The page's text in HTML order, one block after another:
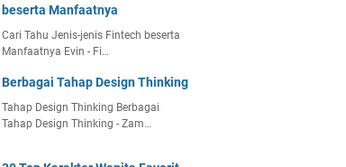
beserta Manfaatnya
Cari Tahu Jenis-jenis Fintech beserta
Manfaatnya Evin - Fi…
Berbagai Tahap Design Thinking
Tahap Design Thinking Berbagai
Tahap Design Thinking - Zam…